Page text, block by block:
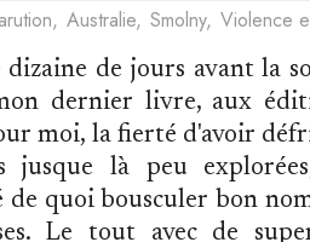
, Australie, Smolny, Violence
dizaine de jours avant la
dernier livre, aux
moi, la fierté d'avoir
jusque là peu
de quoi bousculer bon
Le tout avec de